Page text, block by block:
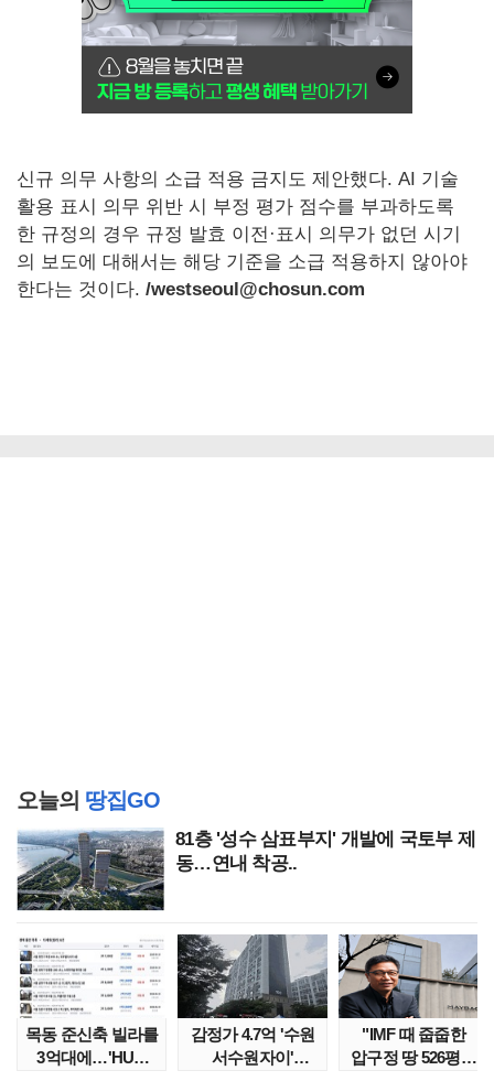
신규 의무 사항의 소급 적용 금지도 제안했다. AI 기술
활용 표시 의무 위반 시 부정 평가 점수를 부과하도록
한 규정의 경우 규정 발효 이전·표시 의무가 없던 시기
의 보도에 대해서는 해당 기준을 소급 적용하지 않아야
한다는 것이다. /westseoul@chosun.com
오늘의 땅집GO
81층 '성수 삼표부지' 개발에 국토부 제
동…연내 착공..
목동 준신축 빌라를
3억대에…'HUG
감정가 4.7억 '수원
서수원자이'
"IMF 때 줍줍한
압구정 땅 526평의